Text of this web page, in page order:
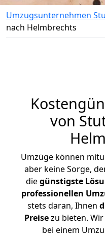
Umzugsunternehmen
nach Helmbrechts
von
Umzüge können
aber keine Sorge,
diegünstigste
professionellen
stets daran, Ihnen
Preisezu bieten.
bei einem